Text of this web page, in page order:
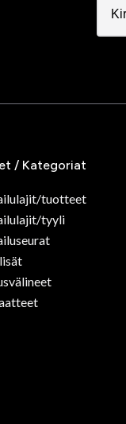
/ Kategoriat
tuotteet
tyyli